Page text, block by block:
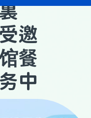
邀
餐
中